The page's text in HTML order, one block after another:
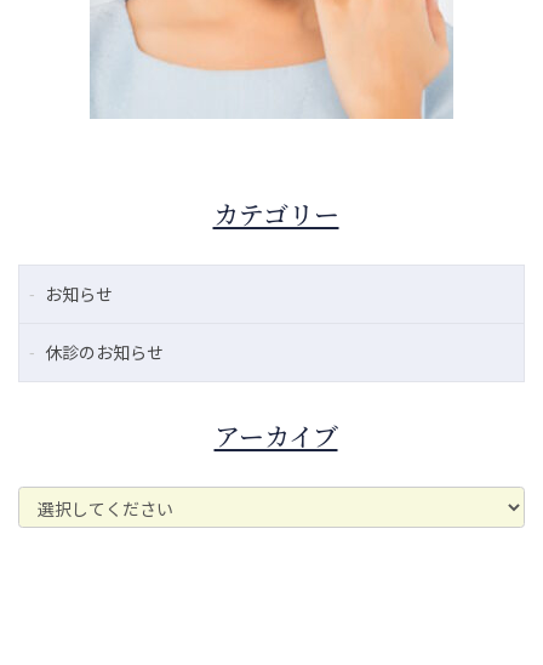
カテゴリー
お知らせ
休診のお知らせ
アーカイブ